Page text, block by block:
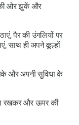
की ओर झुकें और
पैर की उंगलियों पर
साथ ही अपने कूल्हों
और अपनी सुविधा के
रखकर और ऊपर की